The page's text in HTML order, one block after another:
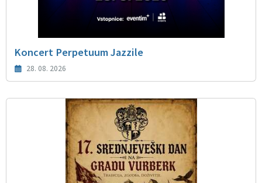
Koncert Perpetuum Jazzile
28. 08. 2026